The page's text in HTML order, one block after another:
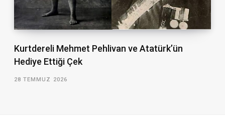
Kurtdereli Mehmet Pehlivan ve Atatürk’ün
Hediye Ettiği Çek
28 TEMMUZ 2026